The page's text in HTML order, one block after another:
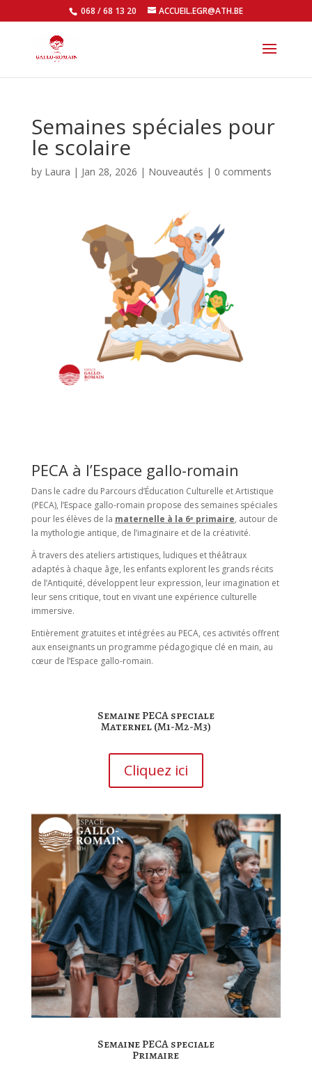
068 / 68 13 20 ACCUEIL.EGR@ATH.BE
Semaines spéciales pour
le scolaire
by Laura | Jan 28, 2026 | Nouveautés | 0 comments
PECA à l’Espace gallo-romain
Dans le cadre du Parcours d’Éducation Culturelle et Artistique
(PECA), l’Espace gallo-romain propose des semaines spéciales
pour les élèves de la maternelle à la 6ᵉ primaire, autour de
la mythologie antique, de l’imaginaire et de la créativité.
À travers des ateliers artistiques, ludiques et théâtraux
adaptés à chaque âge, les enfants explorent les grands récits
de l’Antiquité, développent leur expression, leur imagination et
leur sens critique, tout en vivant une expérience culturelle
immersive.
Entièrement gratuites et intégrées au PECA, ces activités offrent
aux enseignants un programme pédagogique clé en main, au
cœur de l’Espace gallo-romain.
Semaine PECA speciale
Maternel (M1-M2-M3)
Cliquez ici
Semaine PECA speciale
Primaire